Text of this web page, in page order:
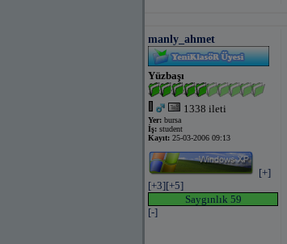
manly_ahmet
Yüzbaşı
1338 ileti
Yer: bursa
İş: student
Kayıt: 25-03-2006 09:13
[+]
[+3][+5]
Saygınlık 59
[-]